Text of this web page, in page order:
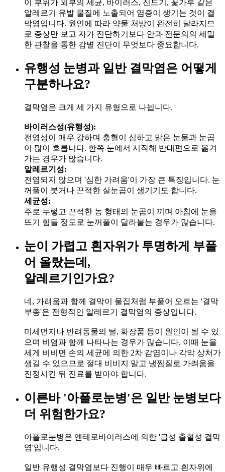
이 부위가 외부의 세균, 바이러스, 진드기, 꽃가루 같은
알레르기 유발 물질에 노출되어 염증이 생기는 것이 결
막염입니다. 원인에 따라 약물 처방이 완전히 달라지므
로 증상만 보고 자가 진단하기보다 안과 전문의의 세밀
한 관찰을 통한 감별 진단이 무엇보다 중요합니다.
유행성 눈병과 일반 결막염은 어떻게
구분하나요?
결막염은 크게 세 가지 유형으로 나뉩니다.
바이러스성(유행성):
전염성이 매우 강하며 충혈이 심하고 맑은 눈물과 눈곱
이 많이 흐릅니다. 한쪽 눈에서 시작해 반대편으로 옮겨
가는 경우가 많습니다.
알레르기성:
전염되지 않으며 '심한 가려움'이 가장 큰 특징입니다. 눈
꺼풀이 붓거나 끈적한 실눈곱이 생기기도 합니다.
세균성:
주로 누렇고 끈적한 농 형태의 눈곱이 끼며 아침에 눈을
뜨기 힘들 정도로 눈꺼풀이 달라붙는 경우가 많습니다.
눈이 가렵고 흰자위가 투명하게 부풀
어 올랐는데,
알레르기인가요?
네, 가려움과 함께 결막이 물집처럼 부풀어 오르는 '결막
부종'은 전형적인 알레르기 결막염의 증상입니다.
미세먼지나 반려동물의 털, 화장품 등이 원인이 될 수 있
으며 비염과 함께 나타나는 경우가 많습니다. 이때 눈을
세게 비비면 손의 세균에 의한 2차 감염이나 각막 상처가
생길 수 있으므로 절대 비비지 말고 냉찜질로 가려움을
진정시킨 뒤 진료를 받아야 합니다.
이른바 '아폴로눈병'은 일반 눈병보다
더 위험한가요?
아폴로눈병은 엔테로바이러스에 의한 '급성 출혈성 결막
염'입니다.
일반 유행성 결막염보다 진행이 매우 빠르고 흰자위에